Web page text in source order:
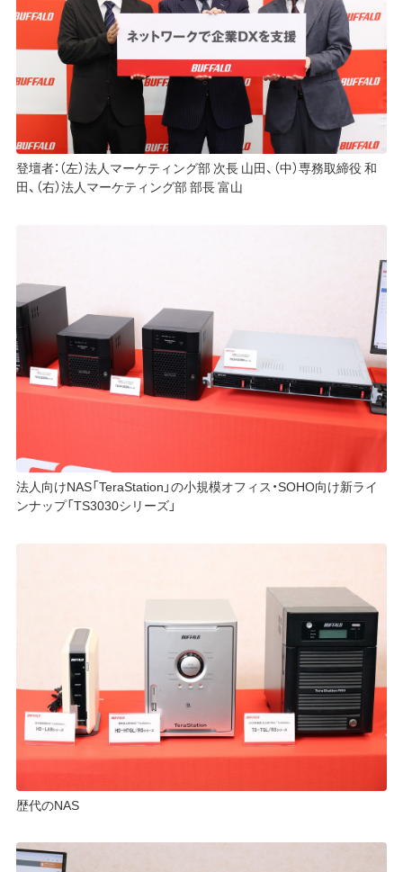
登壇者：（左）法人マーケティング部 次長 山田、（中）専務取締役 和
田、（右）法人マーケティング部 部長 富山
法人向けNAS「TeraStation」の小規模オフィス・SOHO向け新ライ
ンナップ「TS3030シリーズ」
歴代のNAS